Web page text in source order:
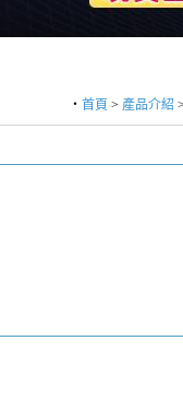
‧ 首頁 > 產品介紹 >